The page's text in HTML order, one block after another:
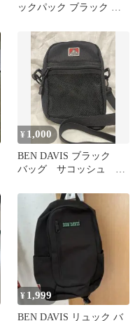
ックパック ブラック ベ
¥ 1,000
BEN DAVIS ブラック
バッグ サコッシュ ベ
¥ 1,999
BEN DAVIS リュック バ